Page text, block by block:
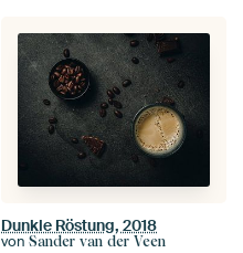
Dunkle Röstung, 2018
von Sander van der Veen